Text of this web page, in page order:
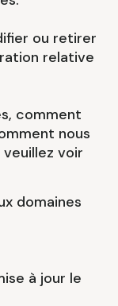
ou retirer
relative
comment
nous
voir
domaines
à jour le